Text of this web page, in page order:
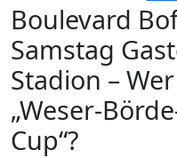
Boulevard
Samstag
Stadion –
„Weser-
Cup“?